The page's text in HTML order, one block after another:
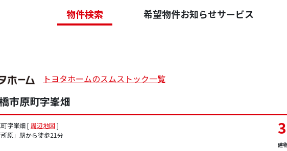
物件検索 希望物件お知らせサービス
トヨタホームのスムストック一覧
市原町字峯畑
字峯畑 [ 周辺地図]
原」駅から徒歩21分
建